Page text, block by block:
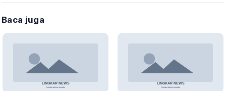
Baca juga